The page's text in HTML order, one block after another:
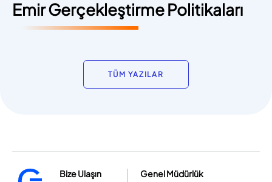
Emir Gerçekleştirme Politikaları
TÜM YAZILAR
Bize Ulaşın
Genel Müdürlük